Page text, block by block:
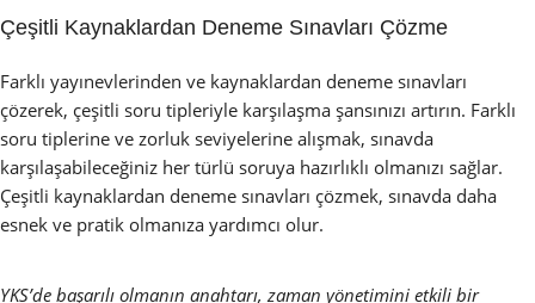
Çeşitli Kaynaklardan Deneme Sınavları Çözme
Farklı yayınevlerinden ve kaynaklardan deneme sınavları
çözerek, çeşitli soru tipleriyle karşılaşma şansınızı artırın. Farklı
soru tiplerine ve zorluk seviyelerine alışmak, sınavda
karşılaşabileceğiniz her türlü soruya hazırlıklı olmanızı sağlar.
Çeşitli kaynaklardan deneme sınavları çözmek, sınavda daha
esnek ve pratik olmanıza yardımcı olur.
YKS’de başarılı olmanın anahtarı, zaman yönetimini etkili bir